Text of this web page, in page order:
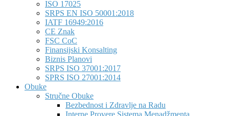
ISO 17025
SRPS EN ISO 50001:2018
IATF 16949:2016
CE Znak
FSC CoC
Finansijski Konsalting
Biznis Planovi
SRPS ISO 37001:2017
SPRS ISO 27001:2014
Obuke
Stručne Obuke
Bezbednost i Zdravlje na Radu
Interne Provere Sistema Menadžmenta